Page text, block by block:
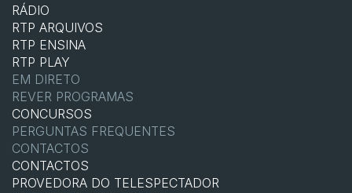
RÁDIO
RTP ARQUIVOS
RTP ENSINA
RTP PLAY
EM DIRETO
REVER PROGRAMAS
CONCURSOS
PERGUNTAS FREQUENTES
CONTACTOS
CONTACTOS
PROVEDORA DO TELESPECTADOR